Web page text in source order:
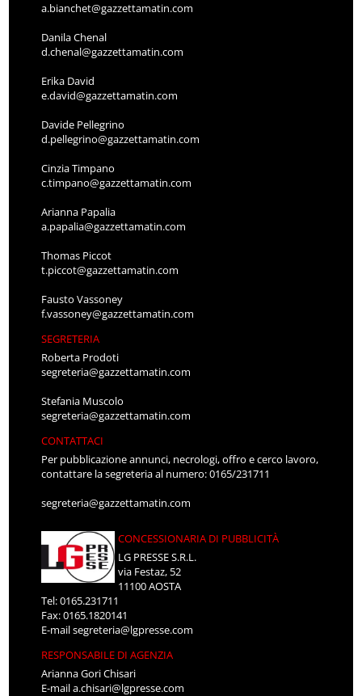
a.bianchet@gazzettamatin.com
Danila Chenal
d.chenal@gazzettamatin.com
Erika David
e.david@gazzettamatin.com
Davide Pellegrino
d.pellegrino@gazzettamatin.com
Cinzia Timpano
c.timpano@gazzettamatin.com
Arianna Papalia
a.papalia@gazzettamatin.com
Thomas Piccot
t.piccot@gazzettamatin.com
Fausto Vassoney
f.vassoney@gazzettamatin.com
SEGRETERIA
Roberta Prodoti
segreteria@gazzettamatin.com
Stefania Muscolo
segreteria@gazzettamatin.com
CONTATTACI
Per pubblicazione annunci, necrologi, offro e cerco lavoro,
contattare la segreteria al numero: 0165/231711
segreteria@gazzettamatin.com
CONCESSIONARIA DI PUBBLICITÀ
LG PRESSE S.R.L.
via Festaz, 52
11100 AOSTA
Tel: 0165.231711
Fax: 0165.1820141
E-mailsegreteria@lgpresse.com
RESPONSABILE DI AGENZIA
Arianna Gori Chisari
E-maila.chisari@lgpresse.com